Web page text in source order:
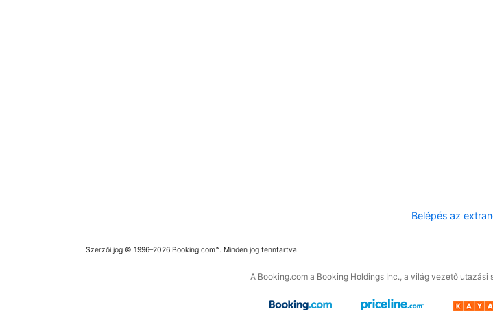
Belépés az
Szerzői jog © 1996–2026 Booking.com™. Minden jog fenntartva.
A Booking.com a Booking Holdings Inc., a világ vezető